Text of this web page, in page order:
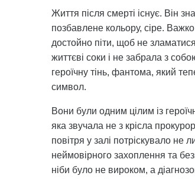
Життя після смерті існує. Він
позбавлене кольору, сіре.
достойно піти, щоб не
життєві соки і не забрала з
героїчну тінь, фантома, який
символ.
Вони були одним цілим із
яка звучала не з крісла
повітря у залі потріскувало не
неймовірного захоплення та
ніби було не вироком, а